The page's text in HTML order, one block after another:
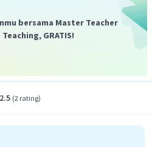
bersama Master Teacher
GRATIS!
2.5 (2 rating)